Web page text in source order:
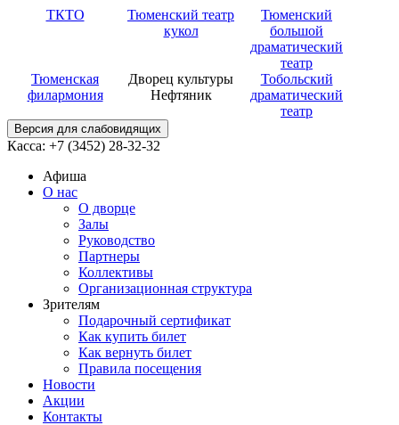
ТКТО
Тюменский театр
кукол
Тюменский
большой
драматический
театр
Тюменская
филармония
Дворец культуры
Нефтяник
Тобольский
драматический
театр
Версия для слабовидящих
Касса: +7 (3452) 28-32-32
Афиша
О нас
О дворце
Залы
Руководство
Партнеры
Коллективы
Организационная структура
Зрителям
Подарочный сертификат
Как купить билет
Как вернуть билет
Правила посещения
Новости
Акции
Контакты